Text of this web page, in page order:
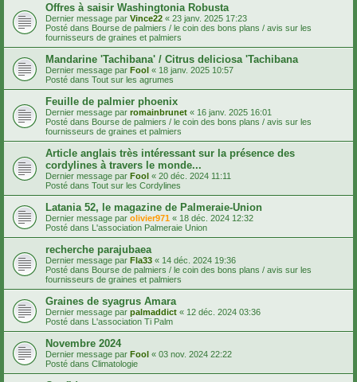
Offres à saisir Washingtonia Robusta
Dernier message par Vince22 « 23 janv. 2025 17:23
Posté dans Bourse de palmiers / le coin des bons plans / avis sur les
fournisseurs de graines et palmiers
Mandarine 'Tachibana' / Citrus deliciosa 'Tachibana
Dernier message par Fool « 18 janv. 2025 10:57
Posté dans Tout sur les agrumes
Feuille de palmier phoenix
Dernier message par romainbrunet « 16 janv. 2025 16:01
Posté dans Bourse de palmiers / le coin des bons plans / avis sur les
fournisseurs de graines et palmiers
Article anglais très intéressant sur la présence des
cordylines à travers le monde...
Dernier message par Fool « 20 déc. 2024 11:11
Posté dans Tout sur les Cordylines
Latania 52, le magazine de Palmeraie-Union
Dernier message par olivier971 « 18 déc. 2024 12:32
Posté dans L'association Palmeraie Union
recherche parajubaea
Dernier message par Fla33 « 14 déc. 2024 19:36
Posté dans Bourse de palmiers / le coin des bons plans / avis sur les
fournisseurs de graines et palmiers
Graines de syagrus Amara
Dernier message par palmaddict « 12 déc. 2024 03:36
Posté dans L'association Ti Palm
Novembre 2024
Dernier message par Fool « 03 nov. 2024 22:22
Posté dans Climatologie